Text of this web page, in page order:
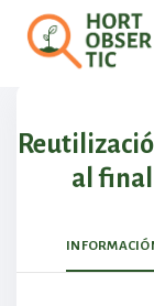
🏢 Empresas
al final